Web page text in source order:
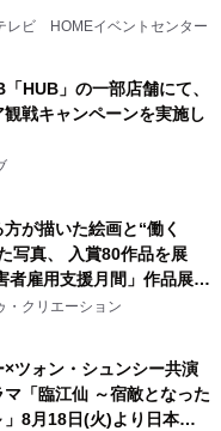
レビ HOMEイベントセンター
HUB」の一部店舗にて、
戦キャンペーンを実施し
が描いた絵画と“働く
写真、 入賞80作品を展
雇用支援月間」作品展示
愛知で開催
・クリエーション
×ツォン・シュンシー共演
「臨江仙 ～宿敵となった
」8月18日(火)より日本初